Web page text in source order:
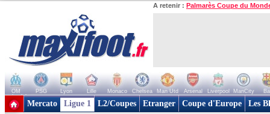
A retenir : Palmarès Coupe du
OM PSG Lyon Lille Monaco Chelsea Man Utd Arsenal Liverpool ManCity
+ de clubs
Mercato Ligue 1 L2/Coupes Etranger Coupe d'Europe Les